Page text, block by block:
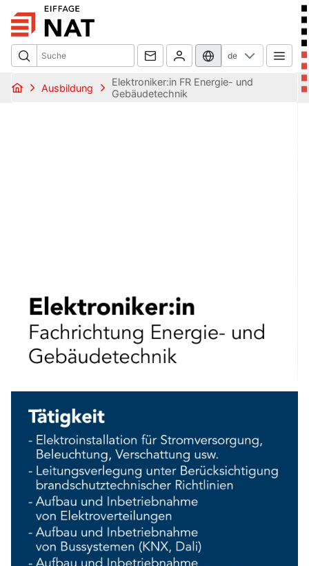
de
Ausbildung
Elektroniker:in FR Energie- und
Gebäudetechnik